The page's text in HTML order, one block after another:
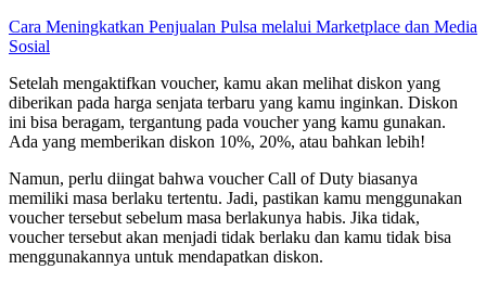
Cara Meningkatkan Penjualan Pulsa melalui Marketplace dan Media
Sosial
Setelah mengaktifkan voucher, kamu akan melihat diskon yang
diberikan pada harga senjata terbaru yang kamu inginkan. Diskon
ini bisa beragam, tergantung pada voucher yang kamu gunakan.
Ada yang memberikan diskon 10%, 20%, atau bahkan lebih!
Namun, perlu diingat bahwa voucher Call of Duty biasanya
memiliki masa berlaku tertentu. Jadi, pastikan kamu menggunakan
voucher tersebut sebelum masa berlakunya habis. Jika tidak,
voucher tersebut akan menjadi tidak berlaku dan kamu tidak bisa
menggunakannya untuk mendapatkan diskon.